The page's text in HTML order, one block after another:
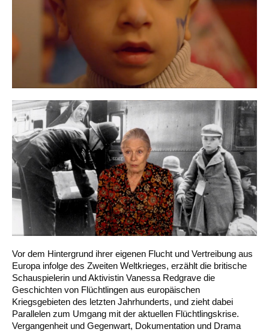
Vor dem Hintergrund ihrer eigenen Flucht und Vertreibung aus
Europa infolge des Zweiten Weltkrieges, erzählt die britische
Schauspielerin und Aktivistin Vanessa Redgrave die
Geschichten von Flüchtlingen aus europäischen
Kriegsgebieten des letzten Jahrhunderts, und zieht dabei
Parallelen zum Umgang mit der aktuellen Flüchtlingskrise.
Vergangenheit und Gegenwart, Dokumentation und Drama